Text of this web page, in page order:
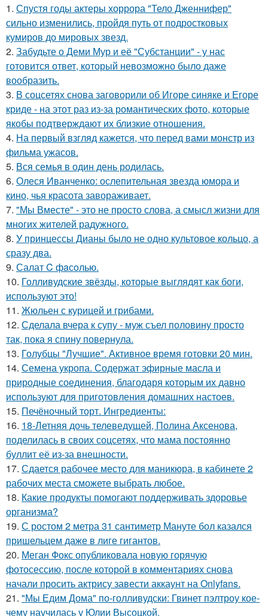
1. Спустя годы актеры хоррора "Тело Дженнифер"
сильно изменились, пройдя путь от подростковых
кумиров до мировых звезд.
2. Забудьте о Деми Мур и её "Субстанции" - у нас
готовится ответ, который невозможно было даже
вообразить.
3. В соцсетях снова заговорили об Игоре синяке и Егоре
криде - на этот раз из-за романтических фото, которые
якобы подтверждают их близкие отношения.
4. На первый взгляд кажется, что перед вами монстр из
фильма ужасов.
5. Вся семья в один день родилась.
6. Олеся Иванченко: ослепительная звезда юмора и
кино, чья красота завораживает.
7. "Мы Вместе" - это не просто слова, а смысл жизни для
многих жителей радужного.
8. У принцессы Дианы было не одно культовое кольцо, а
сразу два.
9. Салат C фaсoлью.
10. Голливудские звёзды, которые выглядят как боги,
используют это!
11. Жюльен с курицей и грибами.
12. Сделала вчера к супу - муж съел половину просто
так, пока я спину повернула.
13. Голубцы "Лучшие". Активное время готовки 20 мин.
14. Семена укропа. Содержат эфирные масла и
природные соединения, благодаря которым их давно
используют для приготовления домашних настоев.
15. Печёночный торт. Ингредиенты:
16. 18-Летняя дочь телеведущей, Полина Аксенова,
поделилась в своих соцсетях, что мама постоянно
буллит её из-за внешности.
17. Сдается рабочее место для маникюра, в кабинете 2
рабочих места сможете выбрать любое.
18. Какие продукты помогают поддерживать здоровье
организма?
19. С ростом 2 метра 31 сантиметр Мануте бол казался
пришельцем даже в лиге гигантов.
20. Меган Фокс опубликовала новую горячую
фотосессию, после которой в комментариях снова
начали просить актрису завести аккаунт на Onlyfans.
21. "Мы Едим Дома" по-голливудски: Гвинет пэлтроу кое-
чему научилась у Юлии Высоцкой.